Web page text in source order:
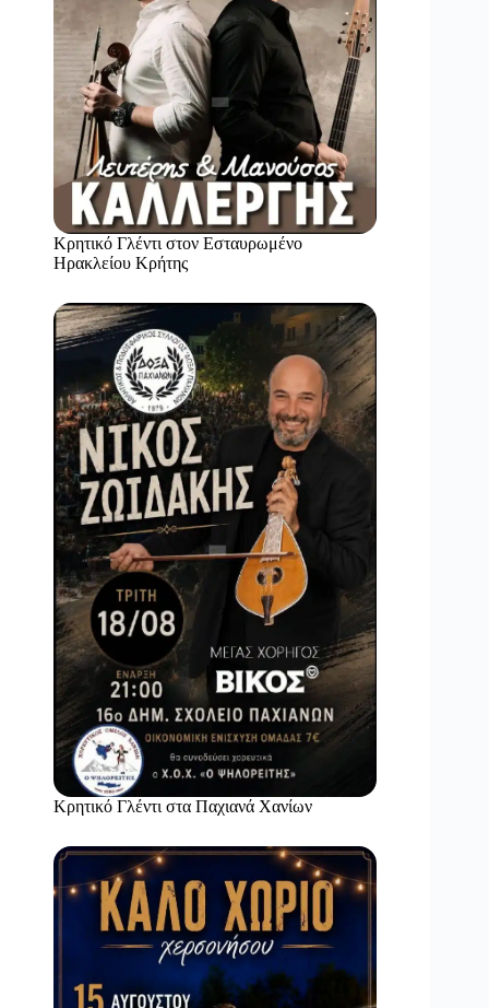
Κρητικό Γλέντι στον Εσταυρωμένο
Ηρακλείου Κρήτης
Κρητικό Γλέντι στα Παχιανά Χανίων